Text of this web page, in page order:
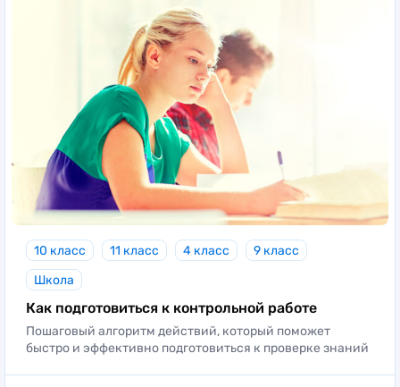
10 класс 11 класс 4 класс
9 класс
Школа
Как подготовиться к контрольной работе
Пошаговый алгоритм действий, который поможет
быстро и эффективно подготовиться к проверке знаний